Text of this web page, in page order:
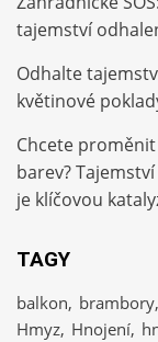
tajemství
Odhalte
květinové
Chcete
barev?
je klíčovou
TAGY
balkon brambory
Hmyz Hnojení